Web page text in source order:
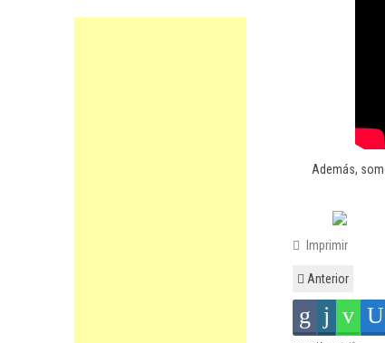
Además,
Imprimir
Anterior